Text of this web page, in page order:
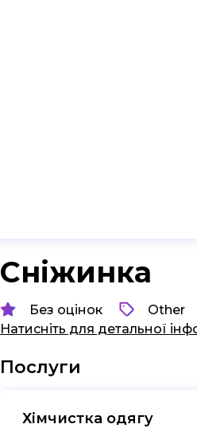
Сніжинка
Без оцінок
Other
Натисніть для детальної
Послуги
Хімчистка одягу